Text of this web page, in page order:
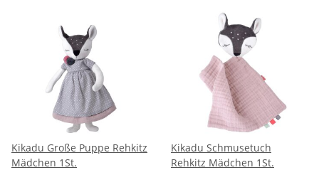
Kikadu Große Puppe Rehkitz
Mädchen 1St.
Kikadu Schmusetuch
Rehkitz Mädchen 1St.